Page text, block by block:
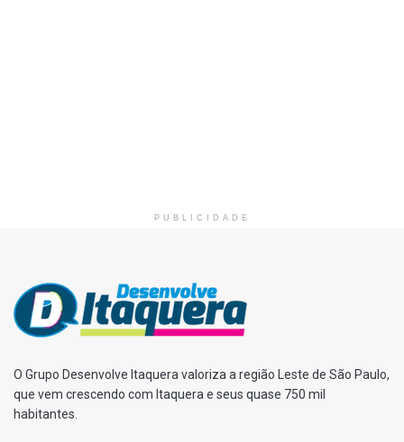
PUBLICIDADE
O Grupo Desenvolve Itaquera valoriza a região Leste de São Paulo,
que vem crescendo com Itaquera e seus quase 750 mil
habitantes.